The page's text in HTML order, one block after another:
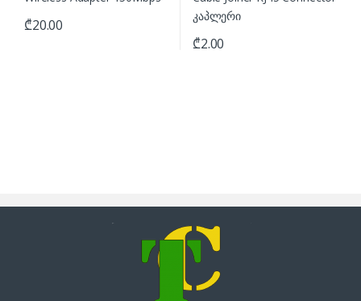
₾20.00
₾2.00